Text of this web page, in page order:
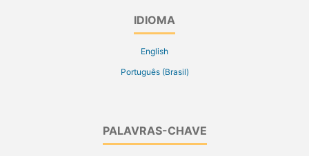
IDIOMA
English
Português (Brasil)
PALAVRAS-CHAVE